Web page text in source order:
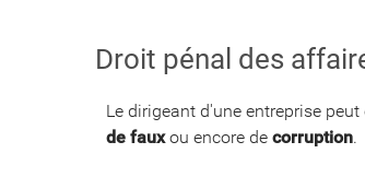
Droit pénal des
Le dirigeant d'une entreprise
de fauxou encore de corruption.